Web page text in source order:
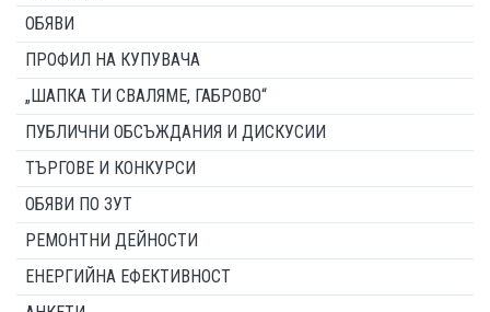
ОБЯВИ
ПРОФИЛ НА КУПУВАЧА
„ШАПКА ТИ СВАЛЯМЕ, ГАБРОВО“
ПУБЛИЧНИ ОБСЪЖДАНИЯ И ДИСКУСИИ
ТЪРГОВЕ И КОНКУРСИ
ОБЯВИ ПО ЗУТ
РЕМОНТНИ ДЕЙНОСТИ
ЕНЕРГИЙНА ЕФЕКТИВНОСТ